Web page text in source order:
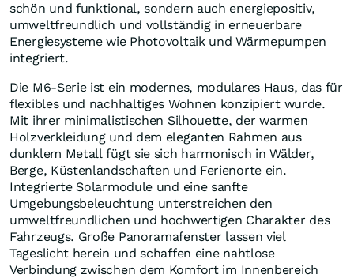
schön und funktional, sondern auch energiepositiv,
umweltfreundlich und vollständig in erneuerbare
Energiesysteme wie Photovoltaik und Wärmepumpen
integriert.
Die M6-Serie ist ein modernes, modulares Haus, das für
flexibles und nachhaltiges Wohnen konzipiert wurde.
Mit ihrer minimalistischen Silhouette, der warmen
Holzverkleidung und dem eleganten Rahmen aus
dunklem Metall fügt sie sich harmonisch in Wälder,
Berge, Küstenlandschaften und Ferienorte ein.
Integrierte Solarmodule und eine sanfte
Umgebungsbeleuchtung unterstreichen den
umweltfreundlichen und hochwertigen Charakter des
Fahrzeugs. Große Panoramafenster lassen viel
Tageslicht herein und schaffen eine nahtlose
Verbindung zwischen dem Komfort im Innenbereich